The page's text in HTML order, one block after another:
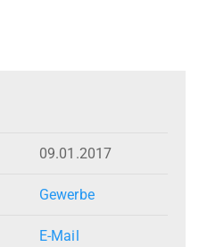
09.01.2017
Gewerbe
E-Mail